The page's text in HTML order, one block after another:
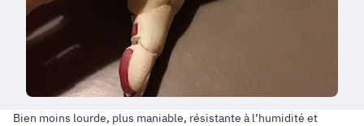
Bien moins lourde, plus maniable, résistante à l’humidité et